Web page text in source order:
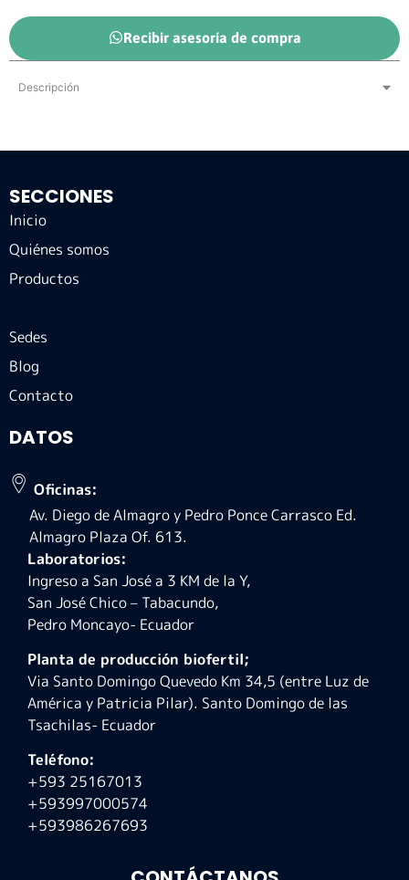
Recibir asesoría de compra
Descripción
SECCIONES
Inicio
Quiénes somos
Productos
Sedes
Blog
Contacto
DATOS
Oficinas:
Av. Diego de Almagro y Pedro Ponce Carrasco Ed.
Almagro Plaza Of. 613.
Laboratorios:
Ingreso a San José a 3 KM de la Y,
San José Chico – Tabacundo,
Pedro Moncayo- Ecuador
Planta de producción biofertil;
Via Santo Domingo Quevedo Km 34,5 (entre Luz de
América y Patricia Pilar). Santo Domingo de las
Tsachilas- Ecuador
Teléfono:
+593 25167013
+593997000574
+593986267693